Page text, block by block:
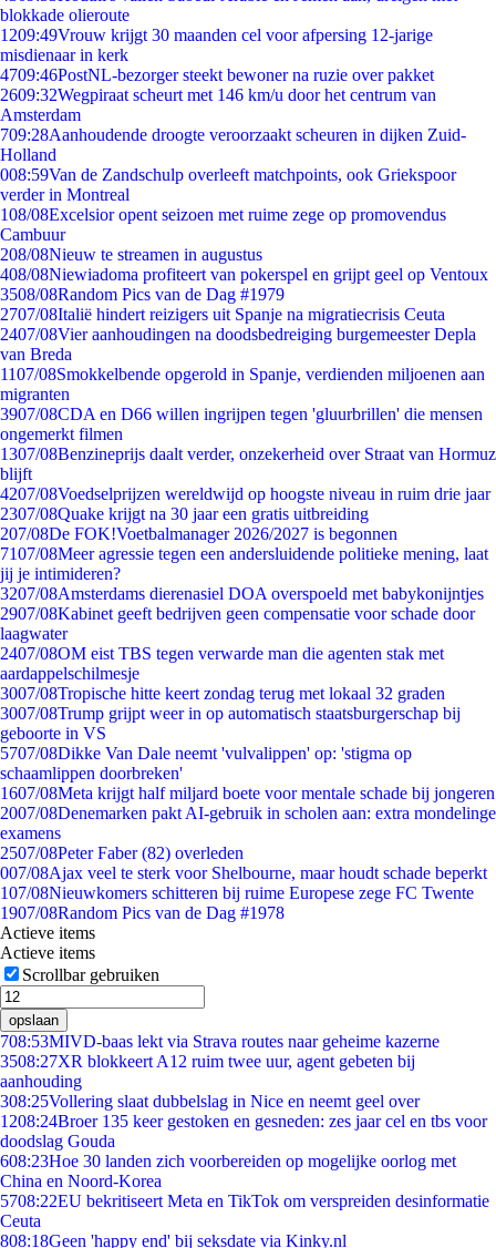
blokkade olieroute
1209:49Vrouw krijgt 30 maanden cel voor afpersing 12-jarige
misdienaar in kerk
4709:46PostNL-bezorger steekt bewoner na ruzie over pakket
2609:32Wegpiraat scheurt met 146 km/u door het centrum van
Amsterdam
709:28Aanhoudende droogte veroorzaakt scheuren in dijken Zuid-
Holland
008:59Van de Zandschulp overleeft matchpoints, ook Griekspoor
verder in Montreal
108/08Excelsior opent seizoen met ruime zege op promovendus
Cambuur
208/08Nieuw te streamen in augustus
408/08Niewiadoma profiteert van pokerspel en grijpt geel op Ventoux
3508/08Random Pics van de Dag #1979
2707/08Italië hindert reizigers uit Spanje na migratiecrisis Ceuta
2407/08Vier aanhoudingen na doodsbedreiging burgemeester Depla
van Breda
1107/08Smokkelbende opgerold in Spanje, verdienden miljoenen aan
migranten
3907/08CDA en D66 willen ingrijpen tegen 'gluurbrillen' die mensen
ongemerkt filmen
1307/08Benzineprijs daalt verder, onzekerheid over Straat van Hormuz
blijft
4207/08Voedselprijzen wereldwijd op hoogste niveau in ruim drie jaar
2307/08Quake krijgt na 30 jaar een gratis uitbreiding
207/08De FOK!Voetbalmanager 2026/2027 is begonnen
7107/08Meer agressie tegen een andersluidende politieke mening, laat
jij je intimideren?
3207/08Amsterdams dierenasiel DOA overspoeld met babykonijntjes
2907/08Kabinet geeft bedrijven geen compensatie voor schade door
laagwater
2407/08OM eist TBS tegen verwarde man die agenten stak met
aardappelschilmesje
3007/08Tropische hitte keert zondag terug met lokaal 32 graden
3007/08Trump grijpt weer in op automatisch staatsburgerschap bij
geboorte in VS
5707/08Dikke Van Dale neemt 'vulvalippen' op: 'stigma op
schaamlippen doorbreken'
1607/08Meta krijgt half miljard boete voor mentale schade bij jongeren
2007/08Denemarken pakt AI-gebruik in scholen aan: extra mondelinge
examens
2507/08Peter Faber (82) overleden
007/08Ajax veel te sterk voor Shelbourne, maar houdt schade beperkt
107/08Nieuwkomers schitteren bij ruime Europese zege FC Twente
1907/08Random Pics van de Dag #1978
Actieve items
Actieve items
Scrollbar gebruiken
opslaan
708:53MIVD-baas lekt via Strava routes naar geheime kazerne
3508:27XR blokkeert A12 ruim twee uur, agent gebeten bij
aanhouding
308:25Vollering slaat dubbelslag in Nice en neemt geel over
1208:24Broer 135 keer gestoken en gesneden: zes jaar cel en tbs voor
doodslag Gouda
608:23Hoe 30 landen zich voorbereiden op mogelijke oorlog met
China en Noord-Korea
5708:22EU bekritiseert Meta en TikTok om verspreiden desinformatie
Ceuta
808:18Geen 'happy end' bij seksdate via Kinky.nl